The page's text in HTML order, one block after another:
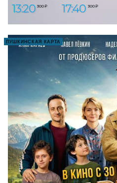
13:20 300 ₽ 17:40 300 ₽
ПУШКИНСКАЯ КАРТА